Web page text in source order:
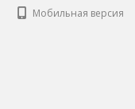
Мобильная версия